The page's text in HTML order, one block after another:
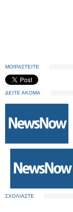
ΜΟΙΡΑΣΤΕΙΤΕ
ΔΕΙΤΕ ΑΚΟΜΑ
ΣΧΟΛΙΑΣΤΕ